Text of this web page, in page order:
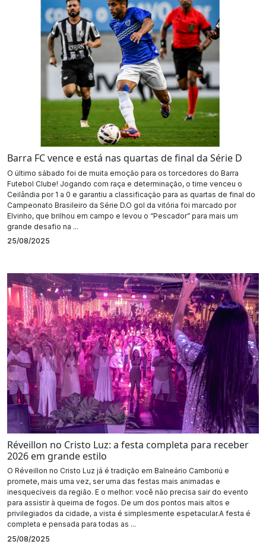
Barra FC vence e está nas quartas de final da Série D
O último sábado foi de muita emoção para os torcedores do Barra
Futebol Clube! Jogando com raça e determinação, o time venceu o
Ceilândia por 1 a 0 e garantiu a classificação para as quartas de final do
Campeonato Brasileiro da Série D.O gol da vitória foi marcado por
Elvinho, que brilhou em campo e levou o “Pescador” para mais um
grande desafio na ...
25/08/2025
Réveillon no Cristo Luz: a festa completa para receber
2026 em grande estilo
O Réveillon no Cristo Luz já é tradição em Balneário Camboriú e
promete, mais uma vez, ser uma das festas mais animadas e
inesquecíveis da região. E o melhor: você não precisa sair do evento
para assistir à queima de fogos. De um dos pontos mais altos e
privilegiados da cidade, a vista é simplesmente espetacular.A festa é
completa e pensada para todas as ...
25/08/2025